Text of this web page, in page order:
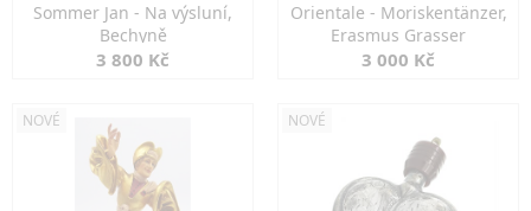
Sommer Jan - Na výsluní,
Bechyně
3 800 Kč
Orientale - Moriskentänzer,
Erasmus Grasser
3 000 Kč
NOVÉ NOVÉ